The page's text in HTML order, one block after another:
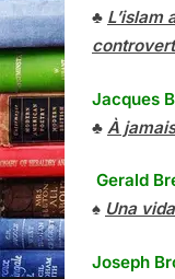
♣ L’islam
Jacques
♣ À jamais
Gerald
♠ Una
Joseph